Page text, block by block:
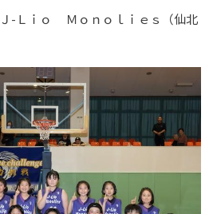
Ｌｉｏ Ｍｏｎｏｌｉｅｓ（仙北